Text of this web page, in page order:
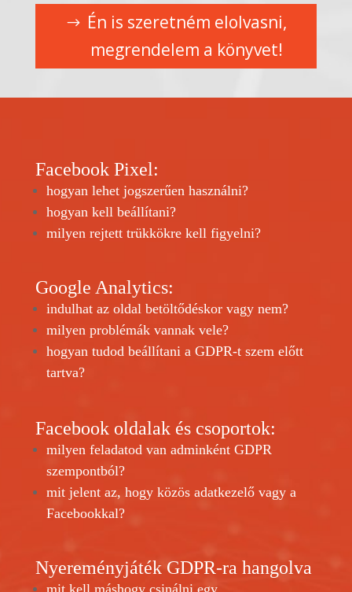
Én is szeretném elolvasni,
megrendelem a könyvet!
Facebook Pixel :
hogyan lehet jogszerűen használni?
hogyan kell beállítani?
milyen rejtett trükkökre kell figyelni?
Google Analytics:
indulhat az oldal betöltődéskor vagy nem?
milyen problémák vannak vele?
hogyan tudod beállítani a GDPR-t szem előtt
tartva?
Facebook oldalak és csoportok:
milyen feladatod van adminként GDPR
szempontból?
mit jelent az, hogy közös adatkezelő vagy a
Facebookkal?
Nyereményjáték GDPR-ra hangolva